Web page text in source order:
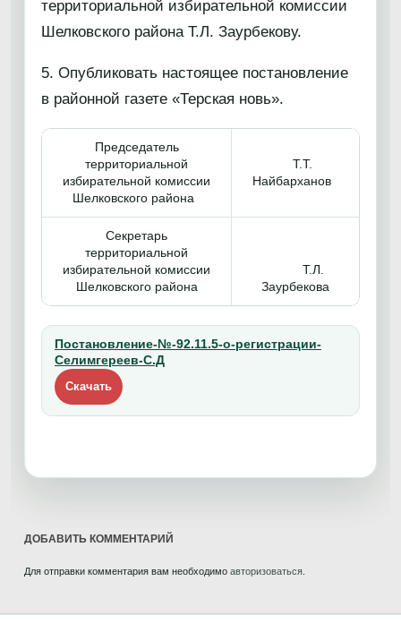
территориальной избирательной комиссии
Шелковского района Т.Л. Заурбекову.
5. Опубликовать настоящее постановление
в районной газете «Терская новь».
Председатель
территориальной
избирательной комиссии
Шелковского района
Т.Т.
Найбарханов
Секретарь
территориальной
избирательной комиссии
Шелковского района
Т.Л.
Заурбекова
Постановление-№-92.11.5-о-регистрации-
Селимгереев-С.Д
Скачать
ДОБАВИТЬ КОММЕНТАРИЙ
Для отправки комментария вам необходимо авторизоваться